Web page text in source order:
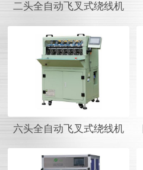
二头全自动飞叉式绕线机
六头全自动飞叉式绕线机